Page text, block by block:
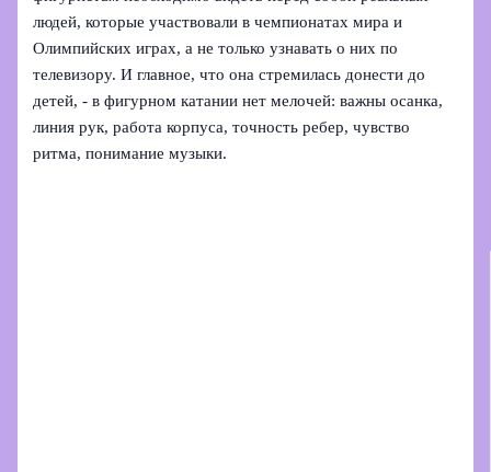
людей, которые участвовали в чемпионатах мира и
Олимпийских играх, а не только узнавать о них по
телевизору. И главное, что она стремилась донести до
детей, - в фигурном катании нет мелочей: важны осанка,
линия рук, работа корпуса, точность ребер, чувство
ритма, понимание музыки.